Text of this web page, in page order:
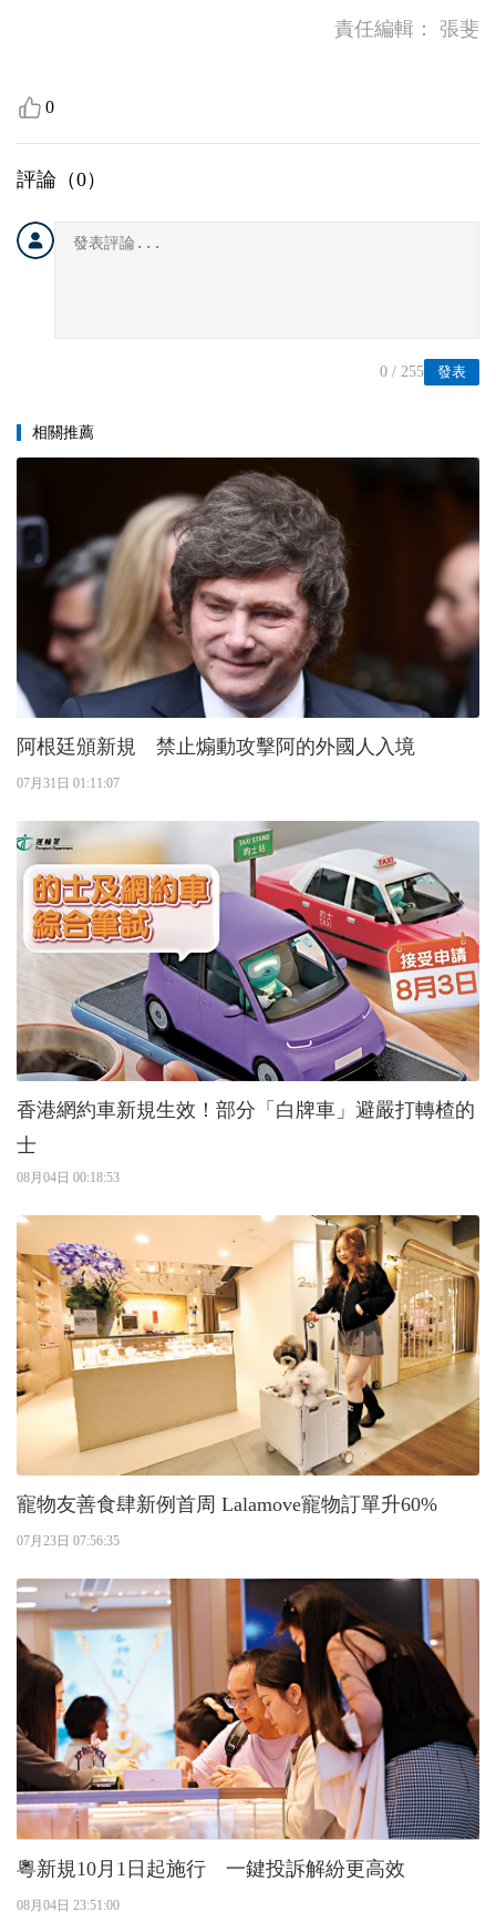
責任編輯： 張斐
0
評論（0）
發表
0 / 255
相關推薦
阿根廷頒新規 禁止煽動攻擊阿的外國人入境
07月31日 01:11:07
香港網約車新規生效！部分「白牌車」避嚴打轉楂的
士
08月04日 00:18:53
寵物友善食肆新例首周 Lalamove寵物訂單升60%
07月23日 07:56:35
粵新規10月1日起施行 一鍵投訴解紛更高效
08月04日 23:51:00